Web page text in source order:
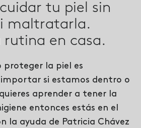
tu piel sin
maltratarla.
en casa.
proteger la piel es
si estamos dentro o
aprender a tener la
entonces estás en el
la ayuda de Patricia Chávez